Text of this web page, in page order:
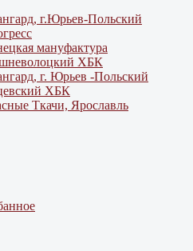
г.Юрьев-Польский
мануфактура
ХБК
г. Юрьев -Польский
ХБК
Ткачи, Ярославль